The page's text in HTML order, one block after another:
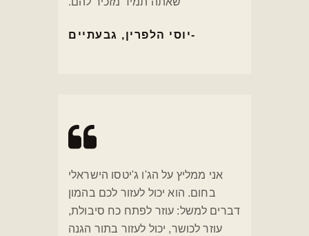
יוסי הלפרין, גבעתיים
אני ממליץ על הג'ו ג'יטסו הישראלי
בחום. הוא יכול לעזור לכם בהמון
דברים למשל: עוזר לפתח כח סיבולת,
עוזר לכושר, יכול לעזור בתור הגנה